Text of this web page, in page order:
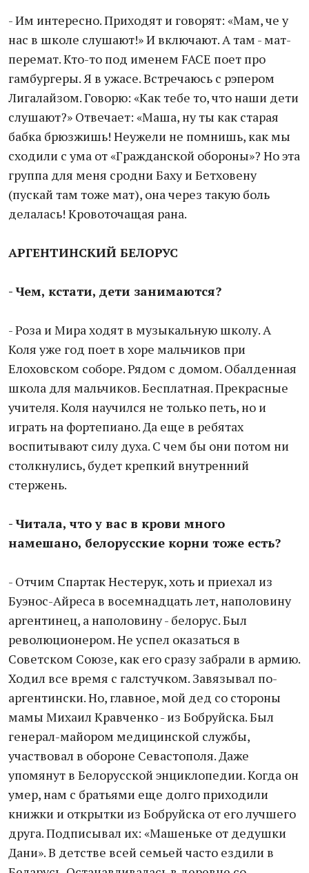
- Им интересно. Приходят и говорят: «Мам, че у
нас в школе слушают!» И включают. А там - мат-
перемат. Кто-то под именем FACE поет про
гамбургеры. Я в ужасе. Встречаюсь с рэпером
Лигалайзом. Говорю: «Как тебе то, что наши дети
слушают?» Отвечает: «Маша, ну ты как старая
бабка брюзжишь! Неужели не помнишь, как мы
сходили с ума от «Гражданской обороны»? Но эта
группа для меня сродни Баху и Бетховену
(пускай там тоже мат), она через такую боль
делалась! Кровоточащая рана.
АРГЕНТИНСКИЙ БЕЛОРУС
- Чем, кстати, дети занимаются?
- Роза и Мира ходят в музыкальную школу. А
Коля уже год поет в хоре мальчиков при
Елоховском соборе. Рядом с домом. Обалденная
школа для мальчиков. Бесплатная. Прекрасные
учителя. Коля научился не только петь, но и
играть на фортепиано. Да еще в ребятах
воспитывают силу духа. С чем бы они потом ни
столкнулись, будет крепкий внутренний
стержень.
- Читала, что у вас в крови много
намешано, белорусские корни тоже есть?
- Отчим Спартак Нестерук, хоть и приехал из
Буэнос-Айреса в восемнадцать лет, наполовину
аргентинец, а наполовину - белорус. Был
революционером. Не успел оказаться в
Советском Союзе, как его сразу забрали в армию.
Ходил все время с галстучком. Завязывал по-
аргентински. Но, главное, мой дед со стороны
мамы Михаил Кравченко - из Бобруйска. Был
генерал-майором медицинской службы,
участвовал в обороне Севастополя. Даже
упомянут в Белорусской энциклопедии. Когда он
умер, нам с братьями еще долго приходили
книжки и открытки из Бобруйска от его лучшего
друга. Подписывал их: «Машеньке от дедушки
Дани». В детстве всей семьей часто ездили в